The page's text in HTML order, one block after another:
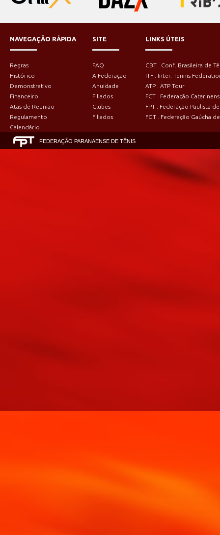
NAVEGAÇÃO RÁPIDA
Regras
Histórico
Demonstrativo
Financeiro
Atas de Reunião
Regulamento
Calendário
SITE
FAQ
A Federação
Anuidade
Filiados
Clubes
Filiados
LINKS ÚTEIS
CBT . Conf. Brasileira de
ITF . Inter. Tennis
ATP . ATP Tour
FCT . Federação
FPT . Federação Paulista
FGT . Federação Gaúcha
FEDERAÇÃO PARANAENSE DE TÊNIS